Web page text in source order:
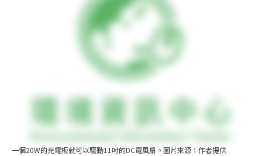
一個20W的光電板就可以驅動11吋的DC電風扇。圖片來源：作者提供